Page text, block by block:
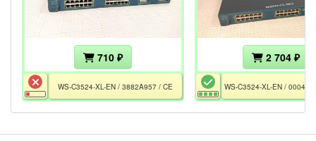
710 ₽
WS-C3524-XL-EN / 3882A957 / CE
2 704 ₽